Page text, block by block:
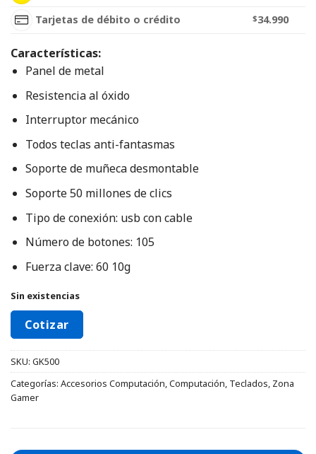
Tarjetas de débito o crédito
$34.990
Características:
Panel de metal
Resistencia al óxido
Interruptor mecánico
Todos teclas anti-fantasmas
Soporte de muñeca desmontable
Soporte 50 millones de clics
Tipo de conexión: usb con cable
Número de botones: 105
Fuerza clave: 60 10g
Sin existencias
Cotizar
SKU: GK500
Categorías: Accesorios Computación,Computación, Teclados, Zona
Gamer